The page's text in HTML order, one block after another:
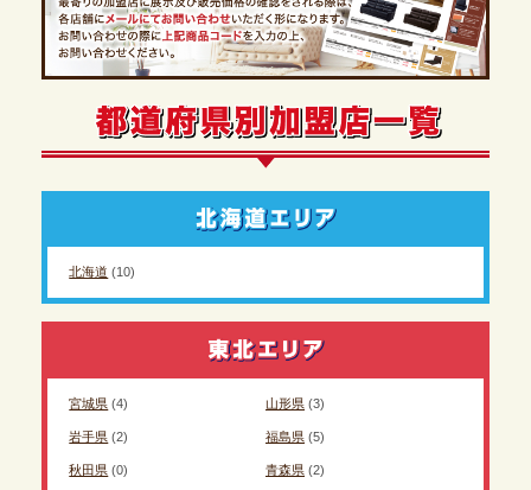
北海道 (10)
宮城県 (4) 山形県(3)
岩手県 (2) 福島県(5)
秋田県 (0) 青森県(2)